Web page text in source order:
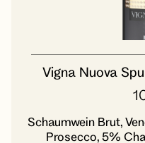
Vigna Nuova
Schaumwein Brut,
Prosecco, 5%